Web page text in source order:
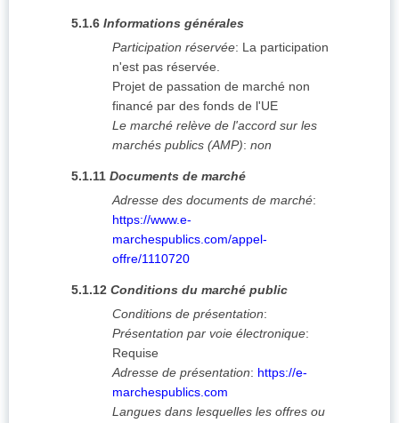
5.1.6 Informations générales
Participation réservée: La participation
n'est pas réservée.
Projet de passation de marché non
financé par des fonds de l'UE
Le marché relève de l'accord sur les
marchés publics (AMP): non
5.1.11 Documents de marché
Adresse des documents de marché:
https://www.e-
marchespublics.com/appel-
offre/1110720
5.1.12 Conditions du marché public
Conditions de présentation:
Présentation par voie électronique:
Requise
Adresse de présentation: https://e-
marchespublics.com
Langues dans lesquelles les offres ou